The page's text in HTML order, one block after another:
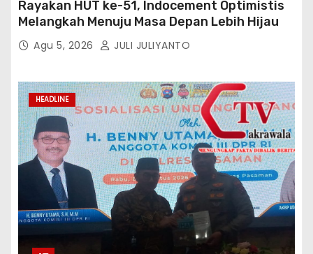
Rayakan HUT ke-51, Indocement Optimistis
Melangkah Menuju Masa Depan Lebih Hijau
Agu 5, 2026 JULI JULIYANTO
HEADLINE